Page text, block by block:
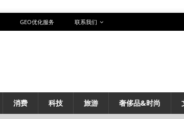
GEO优化服务 联系我们
消费 科技 旅游 奢侈品&时尚